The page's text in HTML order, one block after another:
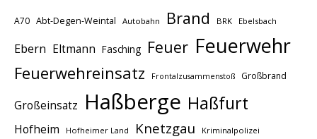
A70 Abt-Degen-Weintal Autobahn Brand BRK Ebelsbach
Ebern Eltmann Fasching Feuer Feuerwehr
Feuerwehreinsatz Frontalzusammenstoß Großbrand
Großeinsatz Haßberge Haßfurt
Hofheim Hofheimer Land Knetzgau Kriminalpolizei